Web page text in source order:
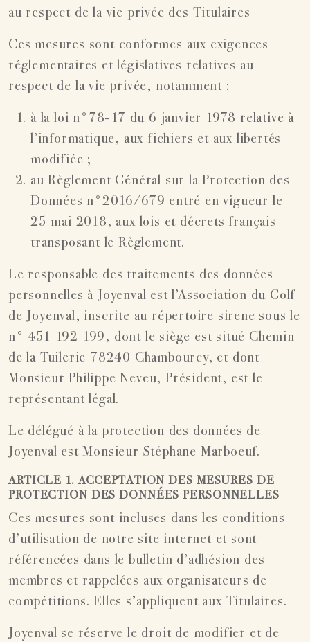
au respect de la vie privée des Titulaires
Ces mesures sont conformes aux exigences
réglementaires et législatives relatives au
respect de la vie privée, notamment :
à la loi n°78-17 du 6 janvier 1978 relative à
l’informatique, aux fichiers et aux libertés
modifiée ;
au Règlement Général sur la Protection des
Données n°2016/679 entré en vigueur le
25 mai 2018, aux lois et décrets français
transposant le Règlement.
Le responsable des traitements des données
personnelles à Joyenval est l’Association du Golf
de Joyenval, inscrite au répertoire sirene sous le
n° 451 192 199, dont le siège est situé Chemin
de la Tuilerie 78240 Chambourcy, et dont
Monsieur Philippe Neveu, Président, est le
représentant légal.
Le délégué à la protection des données de
Joyenval est Monsieur Stéphane Marboeuf.
ARTICLE 1. ACCEPTATION DES MESURES DE
PROTECTION DES DONNÉES PERSONNELLES
Ces mesures sont incluses dans les conditions
d’utilisation de notre site internet et sont
référencées dans le bulletin d’adhésion des
membres et rappelées aux organisateurs de
compétitions. Elles s’appliquent aux Titulaires.
Joyenval se réserve le droit de modifier et de